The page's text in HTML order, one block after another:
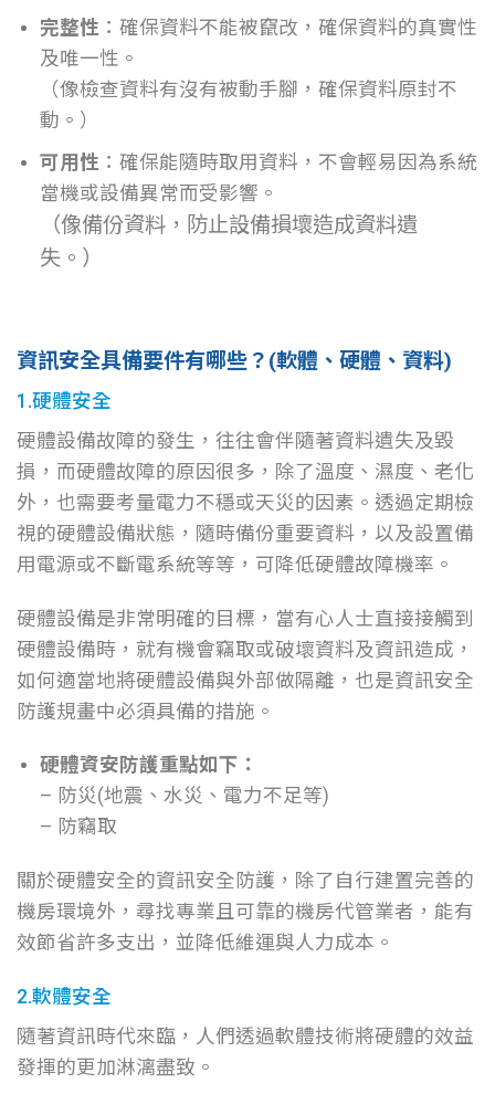
完整性 ：確保資料不能被竄改，確保資料的真實性
及唯一性。
（像檢查資料有沒有被動手腳，確保資料原封不
動。）
可用性 ：確保能隨時取用資料，不會輕易因為系統
當機或設備異常而受影響。
（像備份資料，防止設備損壞造成資料遺
失。）
資訊安全具備要件有哪些？(軟體、硬體、資料)
1.硬體安全
硬體設備故障的發生，往往會伴隨著資料遺失及毀
損，而硬體故障的原因很多，除了溫度、濕度、老化
外，也需要考量電力不穩或天災的因素。透過定期檢
視的硬體設備狀態，隨時備份重要資料，以及設置備
用電源或不斷電系統等等，可降低硬體故障機率。
硬體設備是非常明確的目標，當有心人士直接接觸到
硬體設備時，就有機會竊取或破壞資料及資訊造成，
如何適當地將硬體設備與外部做隔離，也是資訊安全
防護規畫中必須具備的措施。
硬體資安防護重點如下：
– 防災(地震、水災、電力不足等)
– 防竊取
關於硬體安全的資訊安全防護，除了自行建置完善的
機房環境外，尋找專業且可靠的機房代管業者，能有
效節省許多支出，並降低維運與人力成本。
2.軟體安全
隨著資訊時代來臨，人們透過軟體技術將硬體的效益
發揮的更加淋漓盡致。